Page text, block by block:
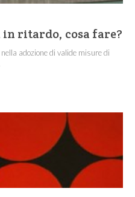
ritardo, cosa fare?
adozione di valide misure di